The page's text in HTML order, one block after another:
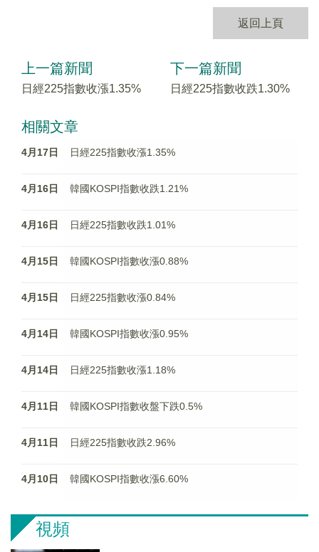
返回上頁
上一篇新聞
日經225指數收漲1.35%
下一篇新聞
日經225指數收跌1.30%
相關文章
4月17日 日經225指數收漲1.35%
4月16日 韓國KOSPI指數收跌1.21%
4月16日 日經225指數收跌1.01%
4月15日 韓國KOSPI指數收漲0.88%
4月15日 日經225指數收漲0.84%
4月14日 韓國KOSPI指數收漲0.95%
4月14日 日經225指數收漲1.18%
4月11日 韓國KOSPI指數收盤下跌0.5%
4月11日 日經225指數收跌2.96%
4月10日 韓國KOSPI指數收漲6.60%
視頻